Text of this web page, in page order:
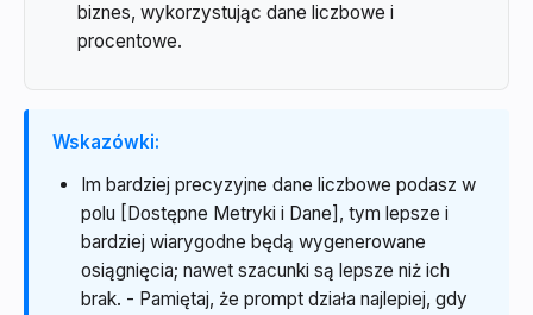
biznes, wykorzystując dane liczbowe i
procentowe.
Wskazówki:
Im bardziej precyzyjne dane liczbowe podasz w
polu [Dostępne Metryki i Dane], tym lepsze i
bardziej wiarygodne będą wygenerowane
osiągnięcia; nawet szacunki są lepsze niż ich
brak. - Pamiętaj, że prompt działa najlepiej, gdy